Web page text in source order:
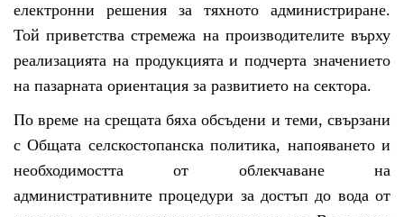
електронни решения за тяхното администриране.
Той приветства стремежа на производителите върху
реализацията на продукцията и подчерта значението
на пазарната ориентация за развитието на сектора.
По време на срещата бяха обсъдени и теми, свързани
с Общата селскостопанска политика, напояването и
необходимостта от облекчаване на
административните процедури за достъп до вода от